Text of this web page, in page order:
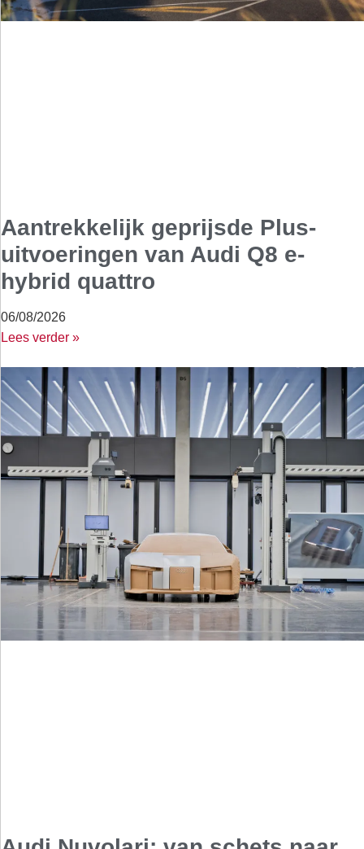
Aantrekkelijk geprijsde Plus-
uitvoeringen van Audi Q8 e-
hybrid quattro
06/08/2026
Lees verder »